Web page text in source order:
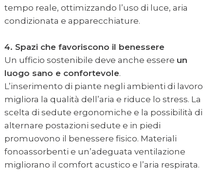
tempo reale, ottimizzando l’uso di luce, aria
condizionata e apparecchiature.
4. Spazi che favoriscono il benessere
Un ufficio sostenibile deve anche essere un
luogo sano e confortevole.
L’inserimento di piante negli ambienti di lavoro
migliora la qualità dell’aria e riduce lo stress. La
scelta di sedute ergonomiche e la possibilità di
alternare postazioni sedute e in piedi
promuovono il benessere fisico. Materiali
fonoassorbenti e un’adeguata ventilazione
migliorano il comfort acustico e l’aria respirata.